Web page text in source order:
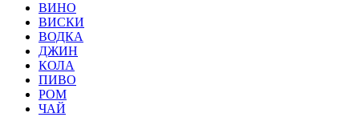
ВИНО
ВИСКИ
ВОДКА
ДЖИН
КОЛА
ПИВО
РОМ
ЧАЙ